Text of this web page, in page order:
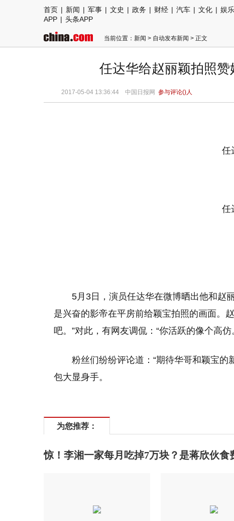
首页 | 新闻 | 军事 | 文史 | 政务 | 财经 | 汽车 | 文化 | 娱乐
APP | 头条APP
当前位置： 新闻 > 自动发布新闻 > 正文
任达华给赵丽颖拍照
2017-05-04 13:36:44 中国日报网 参与评论()人
任达
任达
5月3日，演员任达华在微博晒出他和赵
是兴奋的影帝在平房前给颖宝拍照的画面。
吧。”对此，有网友调侃：“你活跃的像个高仿
粉丝们纷纷评论道：“期待华哥和颖宝
包大显身手。
为您推荐：
惊！李湘一家每月吃掉7万块？是蒋欣伙食